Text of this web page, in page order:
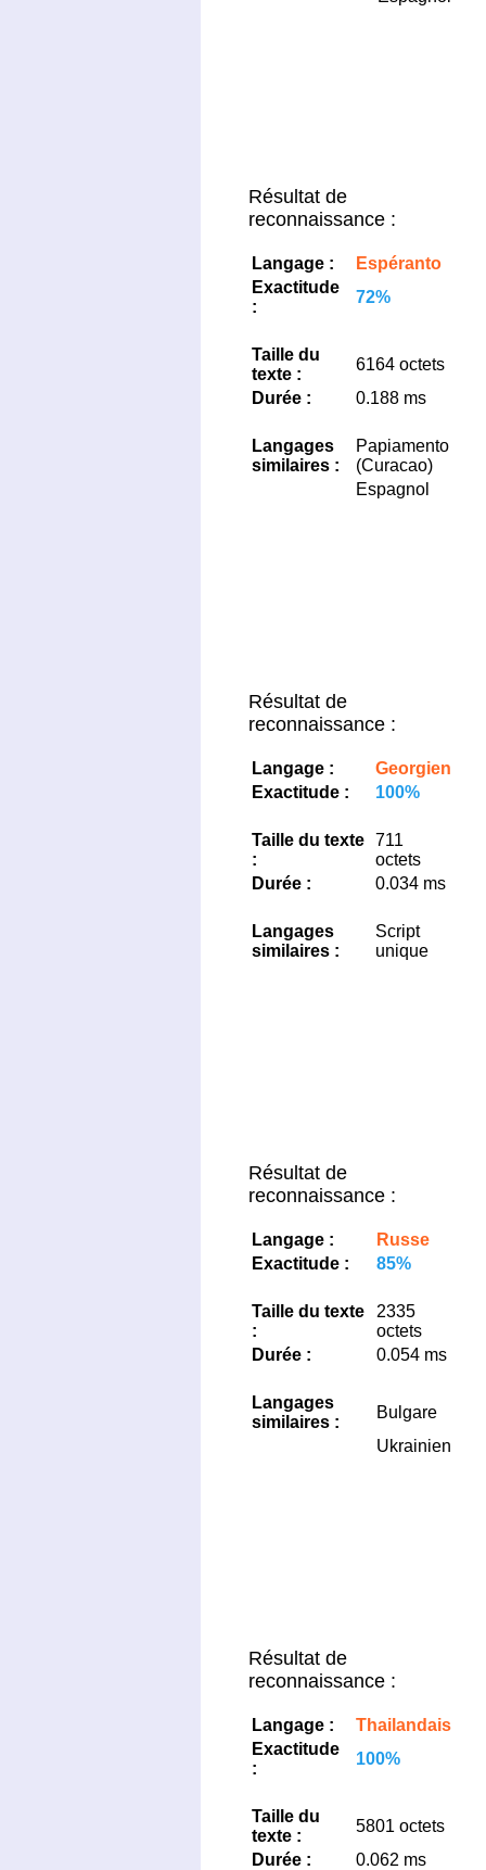
Résultat de
reconnaissance :
Langage :
Espéranto
Exactitude
:
72%
Taille du
texte :
6164 octets
Durée :
0.188 ms
Langages
similaires :
Papiamento
(Curacao)
Espagnol
Résultat de
reconnaissance :
Langage :
Georgien
Exactitude :
100%
Taille du texte
:
711
octets
Durée :
0.034 ms
Langages
similaires :
Script
unique
Résultat de
reconnaissance :
Langage :
Russe
Exactitude :
85%
Taille du texte
:
2335
octets
Durée :
0.054 ms
Langages
similaires :
Bulgare
Ukrainien
Résultat de
reconnaissance :
Langage :
Thailandais
Exactitude
:
100%
Taille du
texte :
5801 octets
Durée :
0.062 ms